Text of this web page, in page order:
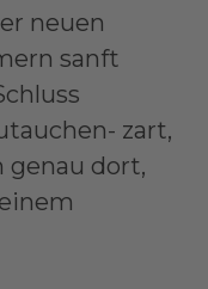
neuen
sanft
zart,
genau dort,